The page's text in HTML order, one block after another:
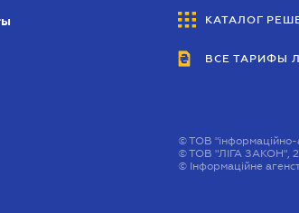
ВЕСТНИК
КАТАЛОГ
ВСЕ ТАРИФЫ
©ТОВ "інформаційно-
©ТОВ "ЛІГА ЗАКОН",
© Інформаційне